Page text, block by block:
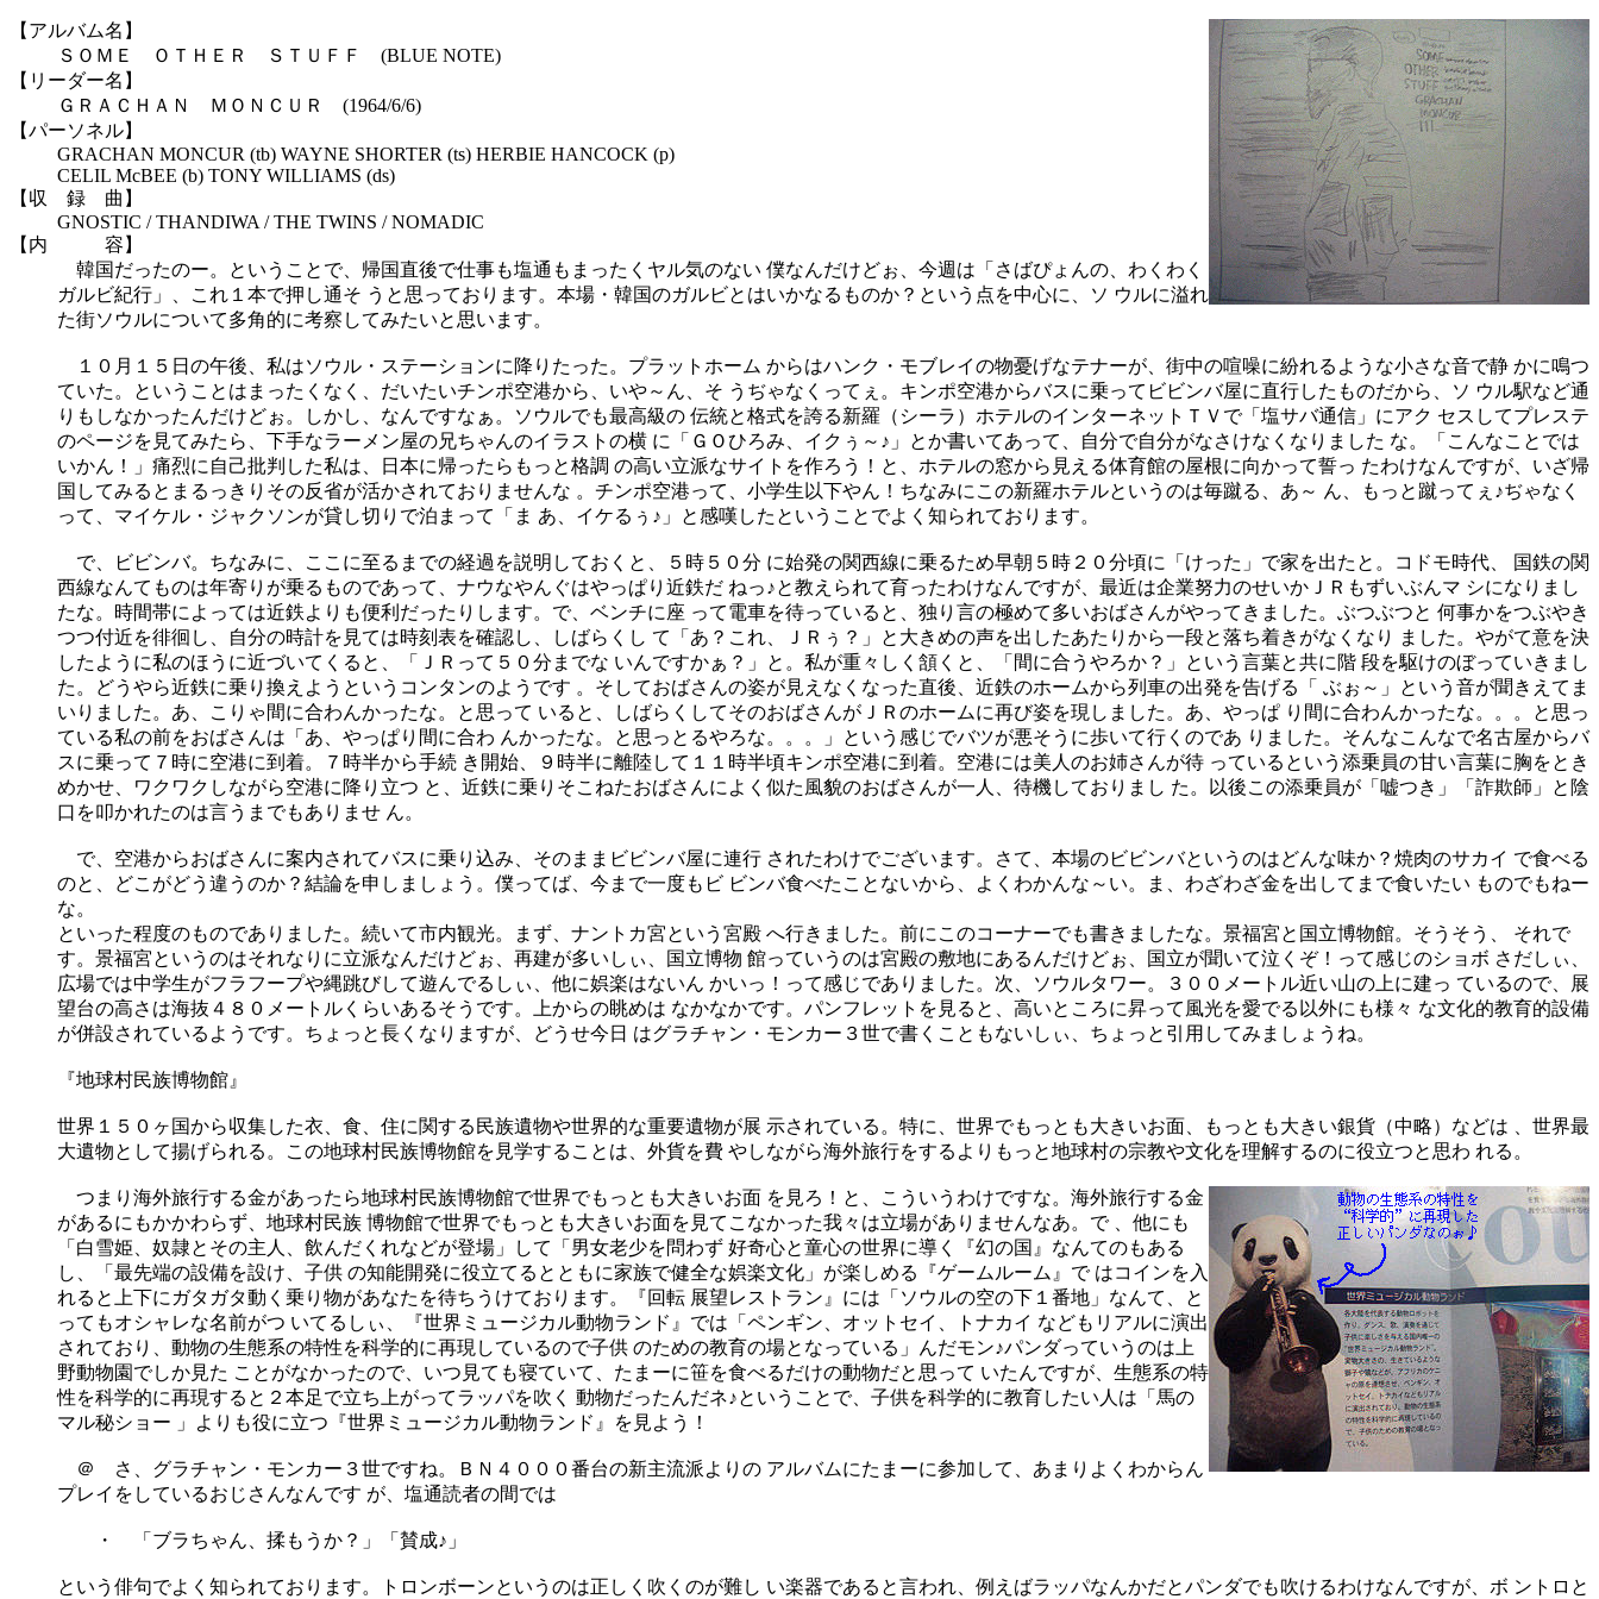
【アルバム名】
ＳＯＭＥ ＯＴＨＥＲ ＳＴＵＦＦ (BLUE NOTE)
【リーダー名】
ＧＲＡＣＨＡＮ ＭＯＮＣＵＲ (1964/6/6)
【パーソネル】
GRACHAN MONCUR (tb) WAYNE SHORTER (ts) HERBIE HANCOCK (p)
CELIL McBEE (b) TONY WILLIAMS (ds)
【収 録 曲】
GNOSTIC / THANDIWA / THE TWINS / NOMADIC
【内 容】
韓国だったのー。ということで、帰国直後で仕事も塩通もまったくヤル気のない 僕なんだけどぉ、今週は「さばぴょんの、わくわく
ガルビ紀行」、これ１本で押し通そ うと思っております。本場・韓国のガルビとはいかなるものか？という点を中心に、ソ ウルに溢れ
た街ソウルについて多角的に考察してみたいと思います。
１０月１５日の午後、私はソウル・ステーションに降りたった。プラットホーム からはハンク・モブレイの物憂げなテナーが、街中の喧噪に紛れるような小さな音で静 かに鳴つ
ていた。ということはまったくなく、だいたいチンポ空港から、いや～ん、そ うぢゃなくってぇ。キンポ空港からバスに乗ってビビンバ屋に直行したものだから、ソ ウル駅など通
りもしなかったんだけどぉ。しかし、なんですなぁ。ソウルでも最高級の 伝統と格式を誇る新羅（シーラ）ホテルのインターネットＴＶで「塩サバ通信」にアク セスしてプレステ
のページを見てみたら、下手なラーメン屋の兄ちゃんのイラストの横 に「ＧＯひろみ、イクぅ～♪」とか書いてあって、自分で自分がなさけなくなりました な。「こんなことでは
いかん！」痛烈に自己批判した私は、日本に帰ったらもっと格調 の高い立派なサイトを作ろう！と、ホテルの窓から見える体育館の屋根に向かって誓っ たわけなんですが、いざ帰
国してみるとまるっきりその反省が活かされておりませんな 。チンポ空港って、小学生以下やん！ちなみにこの新羅ホテルというのは毎蹴る、あ～ ん、もっと蹴ってぇ♪ぢゃなく
って、マイケル・ジャクソンが貸し切りで泊まって「ま あ、イケるぅ♪」と感嘆したということでよく知られております。
で、ビビンバ。ちなみに、ここに至るまでの経過を説明しておくと、５時５０分 に始発の関西線に乗るため早朝５時２０分頃に「けった」で家を出たと。コドモ時代、 国鉄の関
西線なんてものは年寄りが乗るものであって、ナウなやんぐはやっぱり近鉄だ ねっ♪と教えられて育ったわけなんですが、最近は企業努力のせいかＪＲもずいぶんマ シになりまし
たな。時間帯によっては近鉄よりも便利だったりします。で、ベンチに座 って電車を待っていると、独り言の極めて多いおばさんがやってきました。ぶつぶつと 何事かをつぶやき
つつ付近を徘徊し、自分の時計を見ては時刻表を確認し、しばらくし て「あ？これ、ＪＲぅ？」と大きめの声を出したあたりから一段と落ち着きがなくなり ました。やがて意を決
したように私のほうに近づいてくると、「ＪＲって５０分までな いんですかぁ？」と。私が重々しく頷くと、「間に合うやろか？」という言葉と共に階 段を駆けのぼっていきまし
た。どうやら近鉄に乗り換えようというコンタンのようです 。そしておばさんの姿が見えなくなった直後、近鉄のホームから列車の出発を告げる「 ぶぉ～」という音が聞きえてま
いりました。あ、こりゃ間に合わんかったな。と思って いると、しばらくしてそのおばさんがＪＲのホームに再び姿を現しました。あ、やっぱ り間に合わんかったな。。。と思っ
ている私の前をおばさんは「あ、やっぱり間に合わ んかったな。と思っとるやろな。。。」という感じでバツが悪そうに歩いて行くのであ りました。そんなこんなで名古屋からバ
スに乗って７時に空港に到着。７時半から手続 き開始、９時半に離陸して１１時半頃キンポ空港に到着。空港には美人のお姉さんが待 っているという添乗員の甘い言葉に胸をとき
めかせ、ワクワクしながら空港に降り立つ と、近鉄に乗りそこねたおばさんによく似た風貌のおばさんが一人、待機しておりまし た。以後この添乗員が「嘘つき」「詐欺師」と陰
口を叩かれたのは言うまでもありませ ん。
で、空港からおばさんに案内されてバスに乗り込み、そのままビビンバ屋に連行 されたわけでございます。さて、本場のビビンバというのはどんな味か？焼肉のサカイ で食べる
のと、どこがどう違うのか？結論を申しましょう。僕ってば、今まで一度もビ ビンバ食べたことないから、よくわかんな～い。ま、わざわざ金を出してまで食いたい ものでもねー
な。
といった程度のものでありました。続いて市内観光。まず、ナントカ宮という宮殿 へ行きました。前にこのコーナーでも書きましたな。景福宮と国立博物館。そうそう、 それで
す。景福宮というのはそれなりに立派なんだけどぉ、再建が多いしぃ、国立博物 館っていうのは宮殿の敷地にあるんだけどぉ、国立が聞いて泣くぞ！って感じのショボ さだしぃ、
広場では中学生がフラフープや縄跳びして遊んでるしぃ、他に娯楽はないん かいっ！って感じでありました。次、ソウルタワー。３００メートル近い山の上に建っ ているので、展
望台の高さは海抜４８０メートルくらいあるそうです。上からの眺めは なかなかです。パンフレットを見ると、高いところに昇って風光を愛でる以外にも様々 な文化的教育的設備
が併設されているようです。ちょっと長くなりますが、どうせ今日 はグラチャン・モンカー３世で書くこともないしぃ、ちょっと引用してみましょうね。
『地球村民族博物館』
世界１５０ヶ国から収集した衣、食、住に関する民族遺物や世界的な重要遺物が展 示されている。特に、世界でもっとも大きいお面、もっとも大きい銀貨（中略）などは 、世界最
大遺物として揚げられる。この地球村民族博物館を見学することは、外貨を費 やしながら海外旅行をするよりもっと地球村の宗教や文化を理解するのに役立つと思わ れる。
つまり海外旅行する金があったら地球村民族博物館で世界でもっとも大きいお面 を見ろ！と、こういうわけですな。海外旅行する金
があるにもかかわらず、地球村民族 博物館で世界でもっとも大きいお面を見てこなかった我々は立場がありませんなあ。で 、他にも
「白雪姫、奴隷とその主人、飲んだくれなどが登場」して「男女老少を問わず 好奇心と童心の世界に導く『幻の国』なんてのもある
し、「最先端の設備を設け、子供 の知能開発に役立てるとともに家族で健全な娯楽文化」が楽しめる『ゲームルーム』で はコインを入
れると上下にガタガタ動く乗り物があなたを待ちうけております。『回転 展望レストラン』には「ソウルの空の下１番地」なんて、と
ってもオシャレな名前がつ いてるしぃ、『世界ミュージカル動物ランド』では「ペンギン、オットセイ、トナカイ などもリアルに演出
されており、動物の生態系の特性を科学的に再現しているので子供 のための教育の場となっている」んだモン♪パンダっていうのは上
野動物園でしか見た ことがなかったので、いつ見ても寝ていて、たまーに笹を食べるだけの動物だと思って いたんですが、生態系の特
性を科学的に再現すると２本足で立ち上がってラッパを吹く 動物だったんだネ♪ということで、子供を科学的に教育したい人は「馬の
マル秘ショー 」よりも役に立つ『世界ミュージカル動物ランド』を見よう！
＠ さ、グラチャン・モンカー３世ですね。ＢＮ４０００番台の新主流派よりの アルバムにたまーに参加して、あまりよくわからん
プレイをしているおじさんなんです が、塩通読者の間では
・ 「ブラちゃん、揉もうか？」「賛成♪」
という俳句でよく知られております。トロンボーンというのは正しく吹くのが難し い楽器であると言われ、例えばラッパなんかだとパンダでも吹けるわけなんですが、ボ ントロと